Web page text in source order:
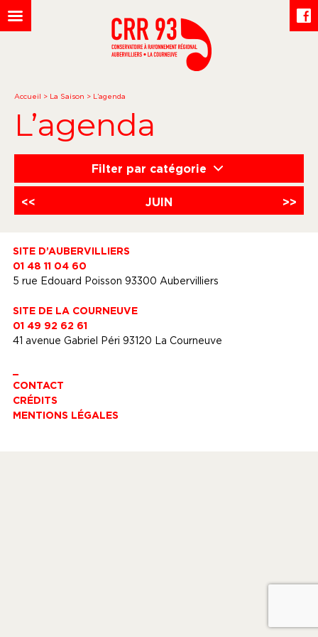
Accueil > La Saison > L’agenda
L’agenda
Filter par catégorie
<< JUIN >>
SITE D’AUBERVILLIERS
01 48 11 04 60
5 rue Edouard Poisson 93300 Aubervilliers
SITE DE LA COURNEUVE
01 49 92 62 61
41 avenue Gabriel Péri 93120 La Courneuve
CONTACT
CRÉDITS
MENTIONS LÉGALES